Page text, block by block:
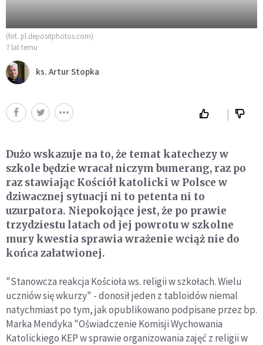
(fot. pl.depositphotos.com)
7 lat temu
ks. Artur Stopka
Dużo wskazuje na to, że temat katechezy w
szkole będzie wracał niczym bumerang, raz po
raz stawiając Kościół katolicki w Polsce w
dziwacznej sytuacji ni to petenta ni to
uzurpatora. Niepokojące jest, że po prawie
trzydziestu latach od jej powrotu w szkolne
mury kwestia sprawia wrażenie wciąż nie do
końca załatwionej.
"Stanowcza reakcja Kościoła ws. religii w szkołach. Wielu
uczniów się wkurzy" - donosił jeden z tabloidów niemal
natychmiast po tym, jak opublikowano podpisane przez bp.
Marka Mendyka "Oświadczenie Komisji Wychowania
Katolickiego KEP w sprawie organizowania zajęć z religii w